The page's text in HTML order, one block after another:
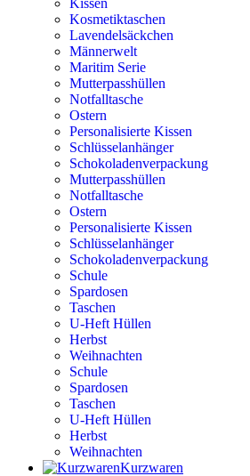
Kissen
Kosmetiktaschen
Lavendelsäckchen
Männerwelt
Maritim Serie
Mutterpasshüllen
Notfalltasche
Ostern
Personalisierte Kissen
Schlüsselanhänger
Schokoladenverpackung
Mutterpasshüllen
Notfalltasche
Ostern
Personalisierte Kissen
Schlüsselanhänger
Schokoladenverpackung
Schule
Spardosen
Taschen
U-Heft Hüllen
Herbst
Weihnachten
Schule
Spardosen
Taschen
U-Heft Hüllen
Herbst
Weihnachten
Kurzwaren